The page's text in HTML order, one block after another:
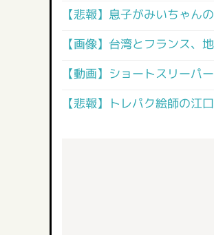
【悲報】息子がみいちゃん
【画像】台湾とフランス、
【動画】ショートスリーパ
【悲報】トレパク絵師の江